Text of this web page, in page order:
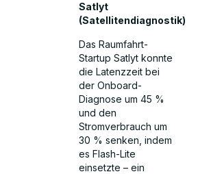
Satlyt
(Satellitendiagnostik)
Das Raumfahrt-
Startup Satlyt konnte
die Latenzzeit bei
der Onboard-
Diagnose um 45 %
und den
Stromverbrauch um
30 % senken, indem
es Flash-Lite
einsetzte – ein